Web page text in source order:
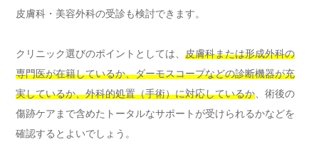
皮膚科・美容外科の受診も検討できます。
クリニック選びのポイントとしては、 皮膚科または形成外科の
専門医が在籍しているか、ダーモスコープなどの診断機器が充
実しているか、外科的処置（手術）に対応しているか 、術後の
傷跡ケアまで含めたトータルなサポートが受けられるかなどを
確認するとよいでしょう。